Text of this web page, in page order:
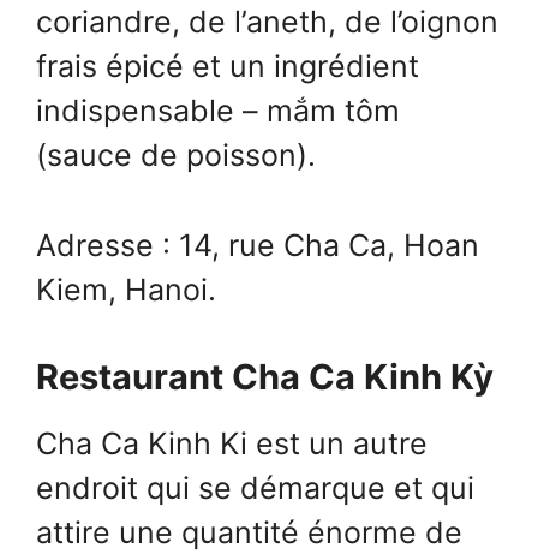
coriandre, de l’aneth, de l’oignon
frais épicé et un ingrédient
indispensable – mắm tôm
(sauce de poisson).
Adresse : 14, rue Cha Ca, Hoan
Kiem, Hanoi.
Restaurant Cha Ca Kinh Kỳ
Cha Ca Kinh Ki est un autre
endroit qui se démarque et qui
attire une quantité énorme de